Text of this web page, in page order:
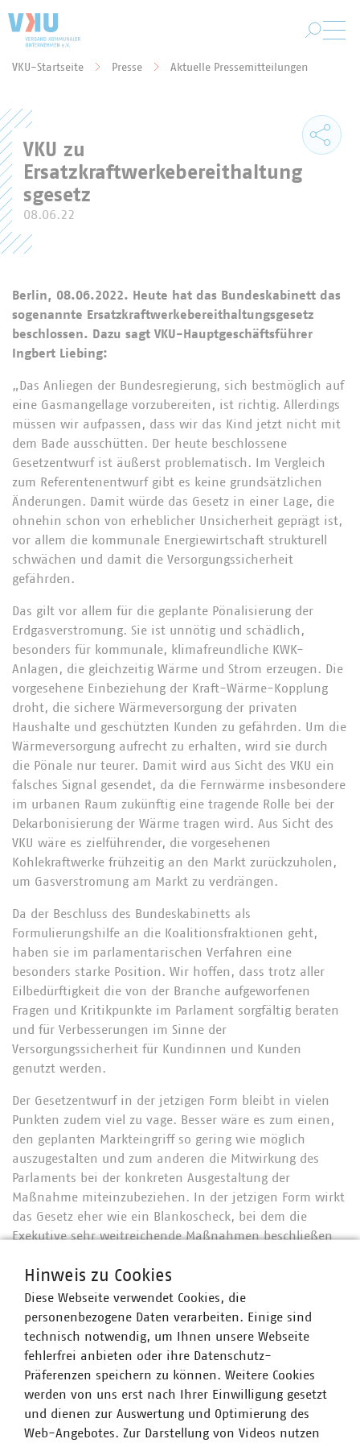
VKU-Startseite Presse Aktuelle Pressemitteilungen
VKU zu
Ersatzkraftwerkebereithaltung
sgesetz
08.06.22
Berlin, 08.06.2022. Heute hat das Bundeskabinett das
sogenannte Ersatzkraftwerkebereithaltungsgesetz
beschlossen. Dazu sagt VKU-Hauptgeschäftsführer
Ingbert Liebing:
„Das Anliegen der Bundesregierung, sich bestmöglich auf
eine Gasmangellage vorzubereiten, ist richtig. Allerdings
müssen wir aufpassen, dass wir das Kind jetzt nicht mit
dem Bade ausschütten. Der heute beschlossene
Gesetzentwurf ist äußerst problematisch. Im Vergleich
zum Referentenentwurf gibt es keine grundsätzlichen
Änderungen. Damit würde das Gesetz in einer Lage, die
ohnehin schon von erheblicher Unsicherheit geprägt ist,
vor allem die kommunale Energiewirtschaft strukturell
schwächen und damit die Versorgungssicherheit
gefährden.
Das gilt vor allem für die geplante Pönalisierung der
Erdgasverstromung. Sie ist unnötig und schädlich,
besonders für kommunale, klimafreundliche KWK-
Anlagen, die gleichzeitig Wärme und Strom erzeugen. Die
vorgesehene Einbeziehung der Kraft-Wärme-Kopplung
droht, die sichere Wärmeversorgung der privaten
Haushalte und geschützten Kunden zu gefährden. Um die
Wärmeversorgung aufrecht zu erhalten, wird sie durch
die Pönale nur teurer. Damit wird aus Sicht des VKU ein
falsches Signal gesendet, da die Fernwärme insbesondere
im urbanen Raum zukünftig eine tragende Rolle bei der
Dekarbonisierung der Wärme tragen wird. Aus Sicht des
VKU wäre es zielführender, die vorgesehenen
Kohlekraftwerke frühzeitig an den Markt zurückzuholen,
um Gasverstromung am Markt zu verdrängen.
Da der Beschluss des Bundeskabinetts als
Formulierungshilfe an die Koalitionsfraktionen geht,
haben sie im parlamentarischen Verfahren eine
besonders starke Position. Wir hoffen, dass trotz aller
Eilbedürftigkeit die von der Branche aufgeworfenen
Fragen und Kritikpunkte im Parlament sorgfältig beraten
und für Verbesserungen im Sinne der
Versorgungssicherheit für Kundinnen und Kunden
genutzt werden.
Der Gesetzentwurf in der jetzigen Form bleibt in vielen
Punkten zudem viel zu vage. Besser wäre es zum einen,
den geplanten Markteingriff so gering wie möglich
auszugestalten und zum anderen die Mitwirkung des
Parlaments bei der konkreten Ausgestaltung der
Maßnahme miteinzubeziehen. In der jetzigen Form wirkt
das Gesetz eher wie ein Blankoscheck, bei dem die
Exekutive sehr weitreichende Maßnahmen beschließen
Bindung der Maßnahmen an die vorherige Auslösung der
Alarm- oder Notfallstufe nach dem Notfallplan Gas und
die Notwendigkeit, dass über diese Maßnahmen das
ganze Bundeskabinett entscheiden muss, nimmt die
Kritik der Verbände in Teilen auf.“
Der Verband kommunaler Unternehmen e. V. (VKU)
Hinweis zu Cookies
Diese Webseite verwendet Cookies, die
personenbezogene Daten verarbeiten. Einige sind
technisch notwendig, um Ihnen unsere Webseite
fehlerfrei anbieten oder ihre Datenschutz-
Präferenzen speichern zu können. Weitere Cookies
werden von uns erst nach Ihrer Einwilligung gesetzt
und dienen zur Auswertung und Optimierung des
Web-Angebotes. Zur Darstellung von Videos nutzen